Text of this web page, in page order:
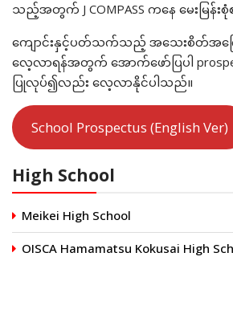
သည့်အတွက် J COMPASS ကနေ မေးမြန်း
ကျောင်းနှင့်ပတ်သက်သည့် အသေးစိတ်အကြေ
လေ့လာရန်အတွက် ‌အောက်ဖော်ပြပါ
ပြုလုပ်၍လည်း လေ့လာနိုင်ပါသည်။
School Prospectus (English Ver)
High School
Meikei High School
OISCA Hamamatsu Kokusai High